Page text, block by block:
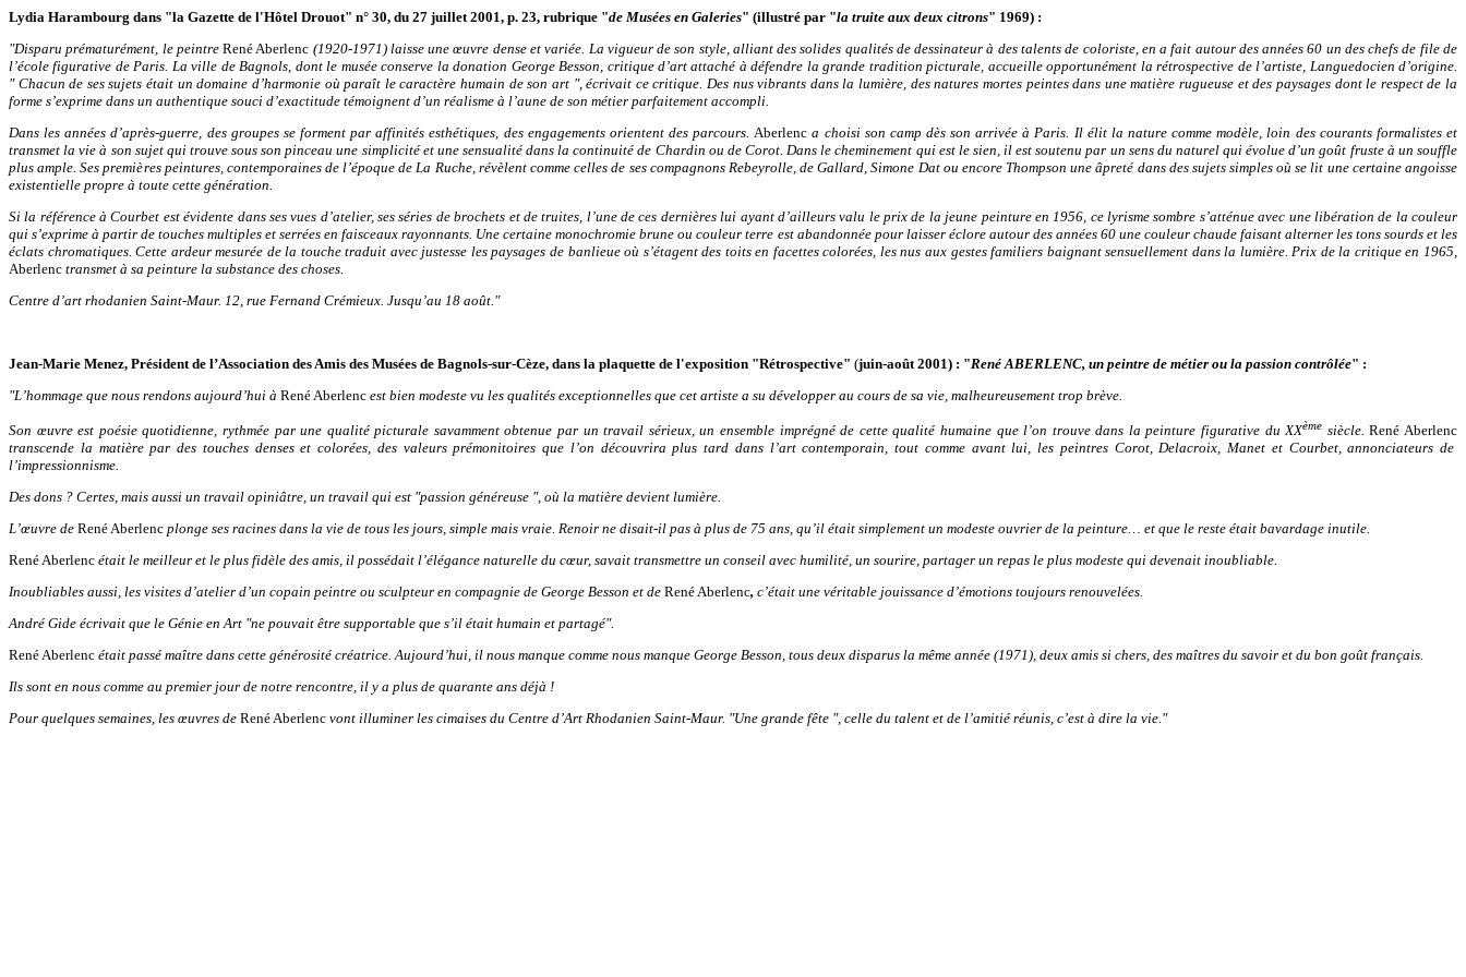
Lydia Harambourg dans "la Gazette de l'Hôtel Drouot" n° 30, du 27 juillet 2001, p. 23, rubrique "de Musées en Galeries" (illustré par "la truite aux deux citrons" 1969) :
"Disparu prématurément, le peintreRené Aberlenc (1920-1971) laisse une œuvre dense et variée. La vigueur de son style, alliant des solides qualités de dessinateur à des talents de coloriste, en a fait autour des années 60 un des chefs de file de
l’école figurative de Paris. La ville de Bagnols, dont le musée conserve la donation George Besson, critique d’art attaché à défendre la grande tradition picturale, accueille opportunément la rétrospective de l’artiste, Languedocien d’origine.
" Chacun de ses sujets était un domaine d’harmonie où paraît le caractère humain de son art ", écrivait ce critique. Des nus vibrants dans la lumière, des natures mortes peintes dans une matière rugueuse et des paysages dont le respect de la
forme s’exprime dans un authentique souci d’exactitude témoignent d’un réalisme à l’aune de son métier parfaitement accompli.
Dans les années d’après-guerre, des groupes se forment par affinités esthétiques, des engagements orientent des parcours.Aberlenc a choisi son camp dès son arrivée à Paris. Il élit la nature comme modèle, loin des courants formalistes et
transmet la vie à son sujet qui trouve sous son pinceau une simplicité et une sensualité dans la continuité de Chardin ou de Corot. Dans le cheminement qui est le sien, il est soutenu par un sens du naturel qui évolue d’un goût fruste à un souffle
plus ample. Ses premières peintures, contemporaines de l’époque de La Ruche, révèlent comme celles de ses compagnons Rebeyrolle, de Gallard, Simone Dat ou encore Thompson une âpreté dans des sujets simples où se lit une certaine angoisse
existentielle propre à toute cette génération.
Si la référence à Courbet est évidente dans ses vues d’atelier, ses séries de brochets et de truites, l’une de ces dernières lui ayant d’ailleurs valu le prix de la jeune peinture en 1956, ce lyrisme sombre s’atténue avec une libération de la couleur
qui s’exprime à partir de touches multiples et serrées en faisceaux rayonnants. Une certaine monochromie brune ou couleur terre est abandonnée pour laisser éclore autour des années 60 une couleur chaude faisant alterner les tons sourds et les
éclats chromatiques. Cette ardeur mesurée de la touche traduit avec justesse les paysages de banlieue où s’étagent des toits en facettes colorées, les nus aux gestes familiers baignant sensuellement dans la lumière. Prix de la critique en 1965,
Aberlenc transmet à sa peinture la substance des choses.
Centre d’art rhodanien Saint-Maur. 12, rue Fernand Crémieux. Jusqu’au 18 août."
Jean-Marie Menez, Président de l’Association des Amis des Musées de Bagnols-sur-Cèze, dans la plaquette de l'exposition "Rétrospective" (juin-août 2001) : "René ABERLENC, un peintre de métier ou la passion contrôlée" :
"L’hommage que nous rendons aujourd’hui à René Aberlenc est bien modeste vu les qualités exceptionnelles que cet artiste a su développer au cours de sa vie, malheureusement trop brève.
Son œuvre est poésie quotidienne, rythmée par une qualité picturale savamment obtenue par un travail sérieux, un ensemble imprégné de cette qualité humaine que l’on trouve dans la peinture figurative du XXème siècle.René Aberlenc
transcende la matière par des touches denses et colorées, des valeurs prémonitoires que l’on découvrira plus tard dans l’art contemporain, tout comme avant lui, les peintres Corot, Delacroix, Manet et Courbet, annonciateurs de
l’impressionnisme.
Des dons ? Certes, mais aussi un travail opiniâtre, un travail qui est "passion généreuse ", où la matière devient lumière.
L’œuvre de René Aberlenc plonge ses racines dans la vie de tous les jours, simple mais vraie. Renoir ne disait-il pas à plus de 75 ans, qu’il était simplement un modeste ouvrier de la peinture… et que le reste était bavardage inutile.
René Aberlenc était le meilleur et le plus fidèle des amis, il possédait l’élégance naturelle du cœur, savait transmettre un conseil avec humilité, un sourire, partager un repas le plus modeste qui devenait inoubliable.
Inoubliables aussi, les visites d’atelier d’un copain peintre ou sculpteur en compagnie de George Besson et de René Aberlenc, c’était une véritable jouissance d’émotions toujours renouvelées.
André Gide écrivait que le Génie en Art "ne pouvait être supportable que s’il était humain et partagé".
René Aberlenc était passé maître dans cette générosité créatrice. Aujourd’hui, il nous manque comme nous manque George Besson, tous deux disparus la même année (1971), deux amis si chers, des maîtres du savoir et du bon goût français.
Ils sont en nous comme au premier jour de notre rencontre, il y a plus de quarante ans déjà !
Pour quelques semaines, les œuvres de René Aberlenc vont illuminer les cimaises du Centre d’Art Rhodanien Saint-Maur. "Une grande fête ", celle du talent et de l’amitié réunis, c’est à dire la vie."